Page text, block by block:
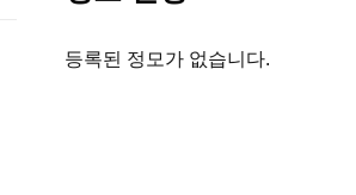
등록된 정모가 없습니다.